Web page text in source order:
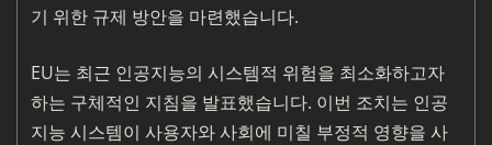
기 위한 규제 방안을 마련했습니다.
EU는 최근 인공지능의 시스템적 위험을 최소화하고자
하는 구체적인 지침을 발표했습니다. 이번 조치는 인공
지능 시스템이 사용자와 사회에 미칠 부정적 영향을 사